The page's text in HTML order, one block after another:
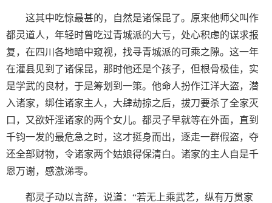
这其中吃惊最甚的，自然是诸保昆了。原来他师父叫作
都灵道人，年轻时曾吃过青城派的大亏，处心积虑的谋求报
复，在四川各地暗中窥视，找寻青城派的可乘之隙。这一年
在灌县见到了诸保昆，那时他还是个孩子，但根骨极佳，实
是学武的良材，于是筹划到一策。他命人扮作江洋大盗，潜
入诸家，绑住诸家主人，大肆劫掠之后，拔刀要杀了全家灭
口，又欲奸淫诸家的两个女儿。都灵子早就等在外面，直到
千钧一发的最危急之时，这才挺身而出，逐走一群假盗，夺
还全部财物，令诸家两个姑娘得保清白。诸家的主人自是千
恩万谢，感激涕零。
都灵子动以言辞，说道：“若无上乘武艺，纵有万贯家